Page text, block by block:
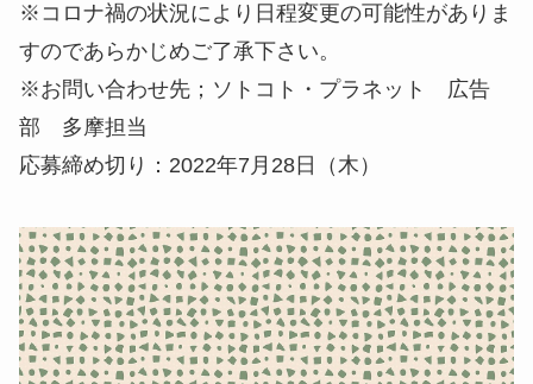
※コロナ禍の状況により日程変更の可能性がありま
すのであらかじめご了承下さい。
※お問い合わせ先；ソトコト・プラネット 広告
部 多摩担当
応募締め切り：2022年7月28日（木）